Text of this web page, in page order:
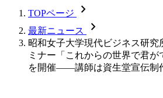
TOPページ chevron_forward
最新ニュース chevron_forward
昭和女子大学現代ビジネス研究
ミナー「これからの世界で君が
を開催――講師は資生堂宣伝制